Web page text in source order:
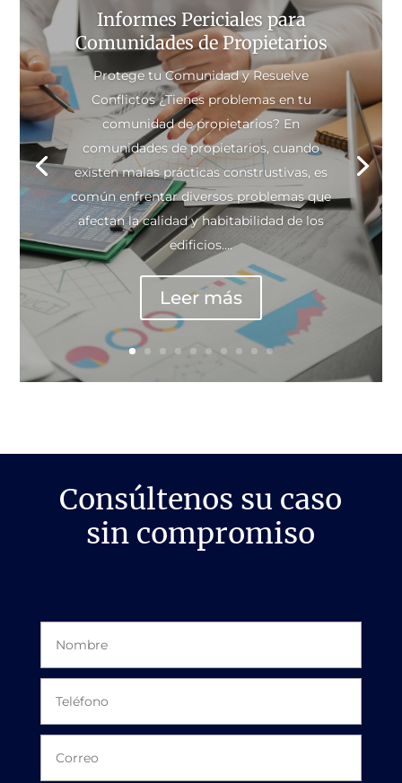
Informes Periciales para
Comunidades de Propietarios
Protege tu Comunidad y Resuelve
Conflictos ¿Tienes problemas en tu
comunidad de propietarios? En
comunidades de propietarios, cuando
existen malas prácticas construstivas, es
común enfrentar diversos problemas que
afectan la calidad y habitabilidad de los
edificios....
Leer más
Consúltenos su caso
sin compromiso